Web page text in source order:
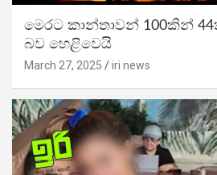
මෙරට කාන්තාවන් 100කින්
බව හෙළිවෙයි
March 27, 2025 iri news